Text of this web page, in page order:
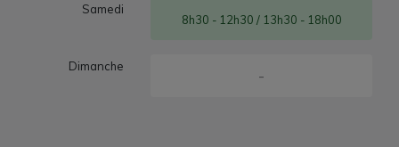
Samedi
8h30 - 12h30 / 13h30 - 18h00
Dimanche
-